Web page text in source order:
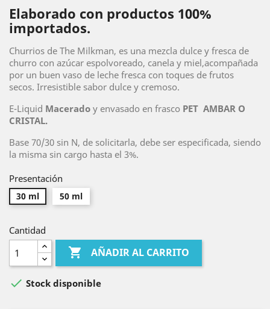
Elaborado con productos 100%
importados.
Churrios de The Milkman, es una mezcla dulce y fresca de
churro con azúcar espolvoreado, canela y miel,acompañada
por un buen vaso de leche fresca con toques de frutos
secos. Irresistible sabor dulce y cremoso.
E-Liquid Macerado y envasado en frasco PET AMBAR O
CRISTAL.
Base 70/30 sin N, de solicitarla, debe ser especificada, siendo
la misma sin cargo hasta el 3%.
Presentación
30 ml 50 ml
Cantidad
 AÑADIR AL CARRITO
 Stock disponible